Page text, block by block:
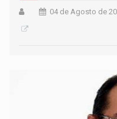
04 de Agosto de